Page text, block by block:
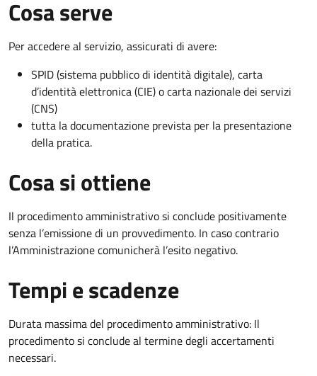
Cosa serve
Per accedere al servizio, assicurati di avere:
SPID (sistema pubblico di identità digitale), carta
d’identità elettronica (CIE) o carta nazionale dei servizi
(CNS)
tutta la documentazione prevista per la presentazione
della pratica.
Cosa si ottiene
Il procedimento amministrativo si conclude positivamente
senza l’emissione di un provvedimento. In caso contrario
l’Amministrazione comunicherà l’esito negativo.
Tempi e scadenze
Durata massima del procedimento amministrativo: Il
procedimento si conclude al termine degli accertamenti
necessari.